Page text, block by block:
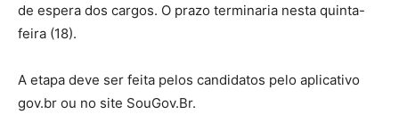
de espera dos cargos. O prazo terminaria nesta quinta-
feira (18).
A etapa deve ser feita pelos candidatos pelo aplicativo
gov.br ou no site SouGov.Br.